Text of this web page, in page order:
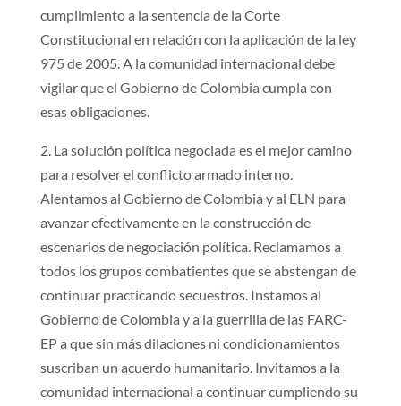
cumplimiento a la sentencia de la Corte
Constitucional en relación con la aplicación de la ley
975 de 2005. A la comunidad internacional debe
vigilar que el Gobierno de Colombia cumpla con
esas obligaciones.
2. La solución política negociada es el mejor camino
para resolver el conflicto armado interno.
Alentamos al Gobierno de Colombia y al ELN para
avanzar efectivamente en la construcción de
escenarios de negociación política. Reclamamos a
todos los grupos combatientes que se abstengan de
continuar practicando secuestros. Instamos al
Gobierno de Colombia y a la guerrilla de las FARC-
EP a que sin más dilaciones ni condicionamientos
suscriban un acuerdo humanitario. Invitamos a la
comunidad internacional a continuar cumpliendo su